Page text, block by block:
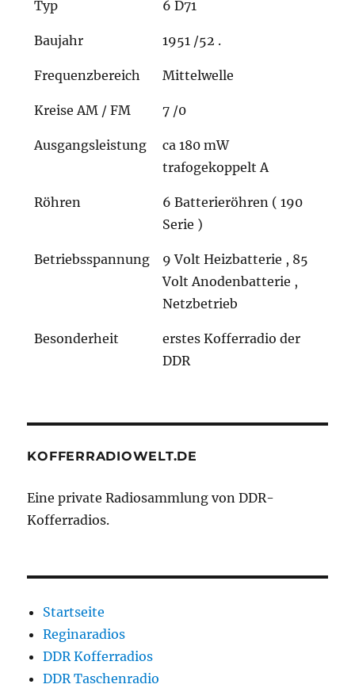
Typ 6 D71
Baujahr 1951 /52 .
Frequenzbereich Mittelwelle
Kreise AM / FM 7 /0
Ausgangsleistung
ca 180 mW
trafogekoppelt A
Röhren
6 Batterieröhren ( 190
Serie )
Betriebsspannung
9 Volt Heizbatterie , 85
Volt Anodenbatterie ,
Netzbetrieb
Besonderheit
erstes Kofferradio der
DDR
KOFFERRADIOWELT.DE
Eine private Radiosammlung von DDR-
Kofferradios.
Startseite
Reginaradios
DDR Kofferradios
DDR Taschenradio